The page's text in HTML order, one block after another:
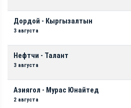
Дордой - Кыргызалтын
3 августа
Нефтчи - Талант
3 августа
Азиягол - Мурас Юнайтед
2 августа